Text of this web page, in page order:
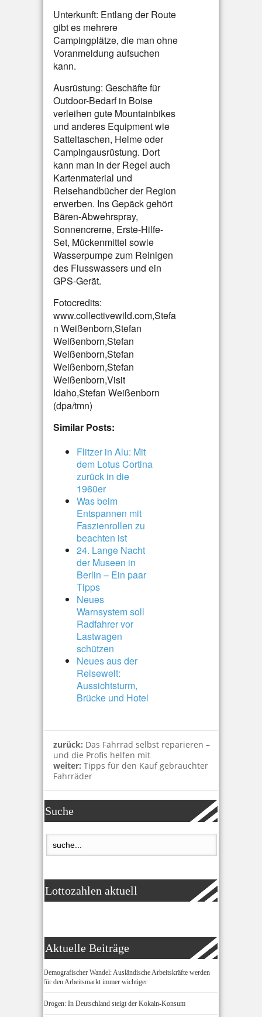
Unterkunft: Entlang der Route
gibt es mehrere
Campingplätze, die man ohne
Voranmeldung aufsuchen
kann.
Ausrüstung: Geschäfte für
Outdoor-Bedarf in Boise
verleihen gute Mountainbikes
und anderes Equipment wie
Satteltaschen, Helme oder
Campingausrüstung. Dort
kann man in der Regel auch
Kartenmaterial und
Reisehandbücher der Region
erwerben. Ins Gepäck gehört
Bären-Abwehrspray,
Sonnencreme, Erste-Hilfe-
Set, Mückenmittel sowie
Wasserpumpe zum Reinigen
des Flusswassers und ein
GPS-Gerät.
Fotocredits:
www.collectivewild.com,Stefa
n Weißenborn,Stefan
Weißenborn,Stefan
Weißenborn,Stefan
Weißenborn,Stefan
Weißenborn,Visit
Idaho,Stefan Weißenborn
(dpa/tmn)
Similar Posts:
Flitzer in Alu: Mit
dem Lotus Cortina
zurück in die
1960er
Was beim
Entspannen mit
Faszienrollen zu
beachten ist
24. Lange Nacht
der Museen in
Berlin – Ein paar
Tipps
Neues
Warnsystem soll
Radfahrer vor
Lastwagen
schützen
Neues aus der
Reisewelt:
Aussichtsturm,
Brücke und Hotel
zurück: Das Fahrrad selbst reparieren –
und die Profis helfen mit
weiter: Tipps für den Kauf gebrauchter
Fahrräder
Suche
Lottozahlen aktuell
Aktuelle Beiträge
Demografischer Wandel: Ausländische Arbeitskräfte werden
für den Arbeitsmarkt immer wichtiger
Drogen: In Deutschland steigt der Kokain-Konsum